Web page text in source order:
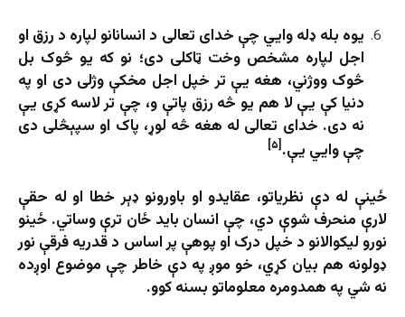
یوه بله ډله وايي چې خدای تعالی د انسانانو لپاره د رزق او
اجل لپاره مشخص وخت ټاکلی دی؛ نو که یو څوک بل
څوک ووژني، هغه یې تر خپل اجل مخکې وژلی دی او په
دنیا کې یې لا هم یو څه رزق پاتې و، چې تر لاسه کړی یې
نه دی. خدای تعالی له هغه څه لوړ، پاک او سپېڅلی دی
چې وایي یې. [۵]
ځینې له دې نظریاتو، عقایدو او باورونو ډېر خطا او له حقې
لارې منحرف شوې دي، چې انسان باید ځان ترې وساتي. ځینو
نورو لیکوالانو د خپل درک او پوهې پر اساس د قدریه فرقې نور
ډولونه هم بیان کړي، خو موږ په دې خاطر چې موضوع اوږده
نه شي په همدومره معلوماتو بسنه کوو.